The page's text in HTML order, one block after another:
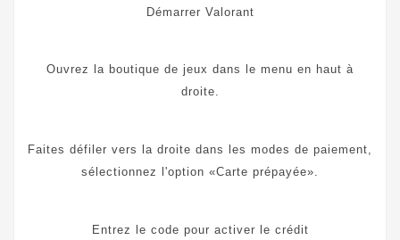
Démarrer Valorant
Ouvrez la boutique de jeux dans le menu en haut à
droite.
Faites défiler vers la droite dans les modes de paiement,
sélectionnez l'option «Carte prépayée».
Entrez le code pour activer le crédit